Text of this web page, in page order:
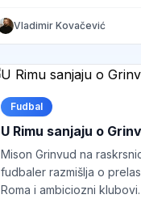
Vladimir Kovačević
Fudbal
U Rimu sanjaju o
Mison Grinvud na
fudbaler razmišlja o
Roma i ambiciozni klubovi.